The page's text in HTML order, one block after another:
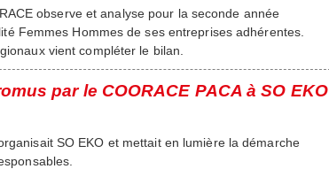
observe et analyse pour la seconde année
Femmes Hommes de ses entreprises adhérentes.
vient compléter le bilan.
par le COORACE PACA à SO EKO
SO EKO et mettait en lumière la démarche